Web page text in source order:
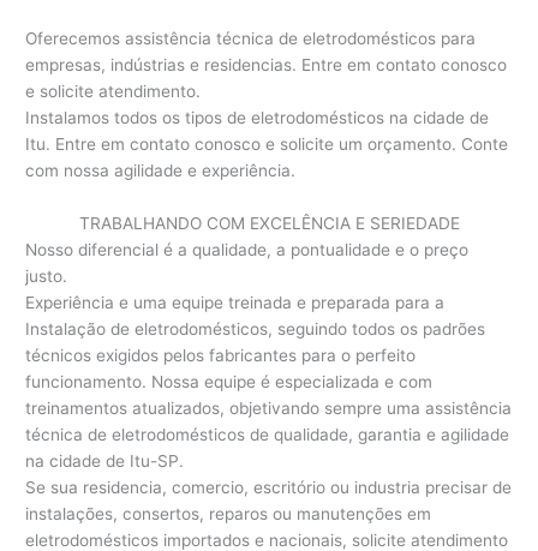
Oferecemos assistência técnica de eletrodomésticos para
empresas, indústrias e residencias. Entre em contato conosco
e solicite atendimento.
Instalamos todos os tipos de eletrodomésticos na cidade de
Itu. Entre em contato conosco e solicite um orçamento. Conte
com nossa agilidade e experiência.
TRABALHANDO COM EXCELÊNCIA E SERIEDADE
Nosso diferencial é a qualidade, a pontualidade e o preço
justo.
Experiência e uma equipe treinada e preparada para a
Instalação de eletrodomésticos, seguindo todos os padrões
técnicos exigidos pelos fabricantes para o perfeito
funcionamento. Nossa equipe é especializada e com
treinamentos atualizados, objetivando sempre uma assistência
técnica de eletrodomésticos de qualidade, garantia e agilidade
na cidade de Itu-SP.
Se sua residencia, comercio, escritório ou industria precisar de
instalações, consertos, reparos ou manutenções em
eletrodomésticos importados e nacionais, solicite atendimento